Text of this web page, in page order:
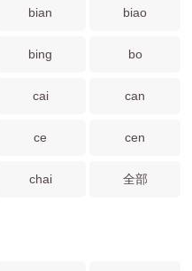
bian biao
bing bo
cai can
ce cen
chai 全部